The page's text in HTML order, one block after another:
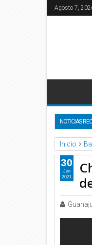
Agosto 7,
NOTICIAS
Inicio
30
Jun
2021